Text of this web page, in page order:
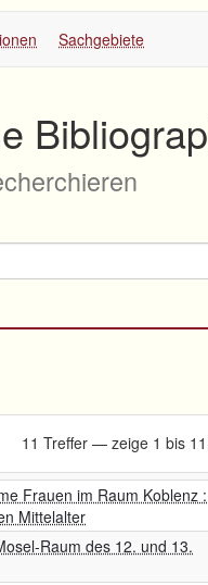
Sachgebiete
11 Treffer — zeige 1 bis
Frauen im Raum Koblenz :
Mittelalter
Raum des 12. und 13.